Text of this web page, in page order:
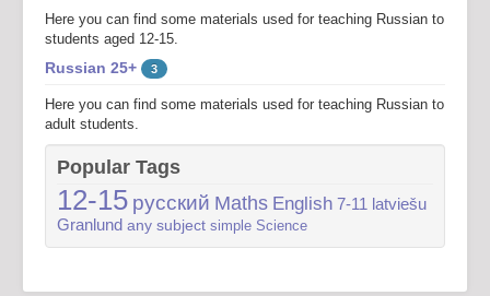
Here you can find some materials used for teaching Russian to
students aged 12-15.
Russian 25+ 3
Here you can find some materials used for teaching Russian to
adult students.
Popular Tags
12-15 русский Maths English 7-11 latviešu
Granlund any subject simple Science